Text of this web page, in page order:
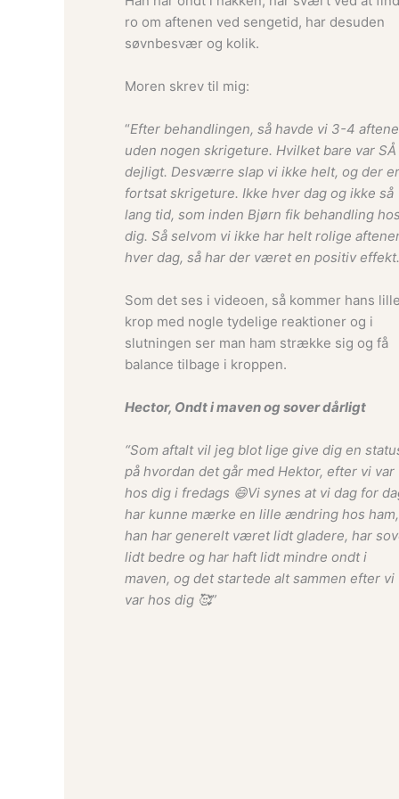
ro om aftenen ved sengetid, har desuden
søvnbesvær og kolik.
Moren skrev til mig:
“Efter behandlingen, så havde vi 3-4
uden nogen skrigeture. Hvilket bare var SÅ
dejligt. Desværre slap vi ikke helt, og der er
fortsat skrigeture. Ikke hver dag og ikke så
lang tid, som inden Bjørn fik behandling hos
dig. Så selvom vi ikke har helt rolige
hver dag, så har der været en positiv effekt.
Som det ses i videoen, så kommer hans lille
krop med nogle tydelige reaktioner og i
slutningen ser man ham strække sig og få
balance tilbage i kroppen.
Hector, Ondt i maven og sover dårligt
“Som aftalt vil jeg blot lige give dig en
på hvordan det går med Hektor, efter vi var
hos dig i fredags 😄Vi synes at vi dag for
har kunne mærke en lille ændring hos ham,
han har generelt været lidt gladere, har
lidt bedre og har haft lidt mindre ondt i
maven, og det startede alt sammen efter vi
var hos dig 🥰”